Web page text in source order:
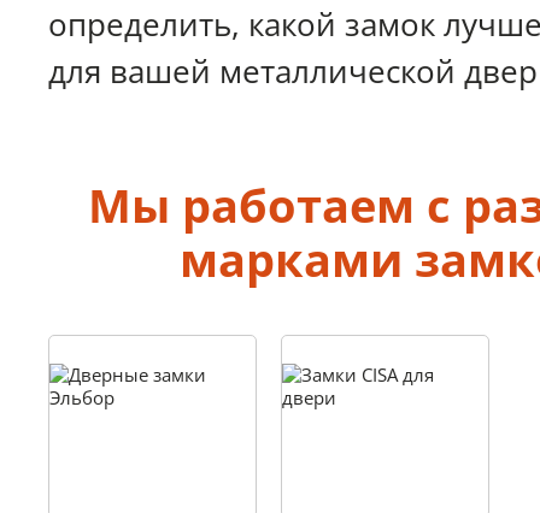
определить, какой замок
для вашей металлической
Мы работаем с
марками